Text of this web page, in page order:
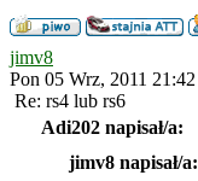
jimv8
Pon 05 Wrz, 2011 21:42
Re: rs4 lub rs6
Adi202 napisał/a:
jimv8 napisał/a: